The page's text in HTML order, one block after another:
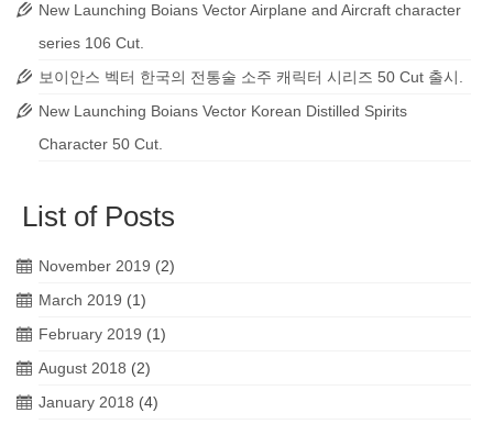
New Launching Boians Vector Airplane and Aircraft character
series 106 Cut.
보이안스 벡터 한국의 전통술 소주 캐릭터 시리즈 50 Cut 출시.
New Launching Boians Vector Korean Distilled Spirits
Character 50 Cut.
List of Posts
November 2019 (2)
March 2019 (1)
February 2019 (1)
August 2018 (2)
January 2018 (4)